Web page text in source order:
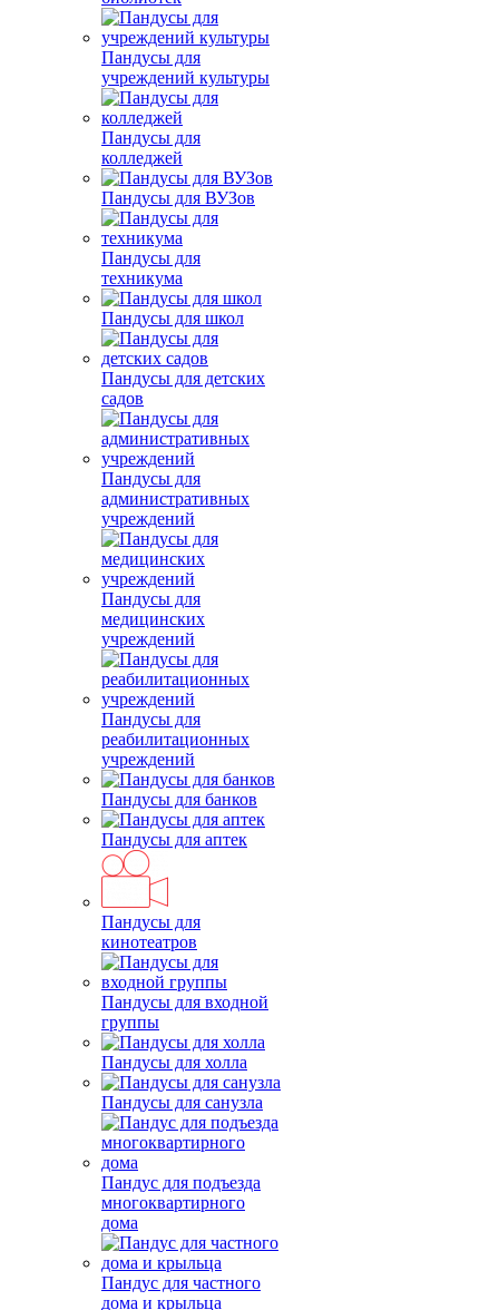
Пандусы для
учреждений культуры
Пандусы для
колледжей
Пандусы для ВУЗов
Пандусы для
техникума
Пандусы для школ
Пандусы для детских
садов
Пандусы для
административных
учреждений
Пандусы для
медицинских
учреждений
Пандусы для
реабилитационных
учреждений
Пандусы для банков
Пандусы для аптек
Пандусы для
кинотеатров
Пандусы для входной
группы
Пандусы для холла
Пандусы для санузла
Пандус для подъезда
многоквартирного
дома
Пандус для частного
дома и крыльца